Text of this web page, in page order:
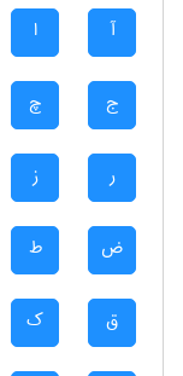
آ ا
ج چ
ر ز
ض ط
ق ک